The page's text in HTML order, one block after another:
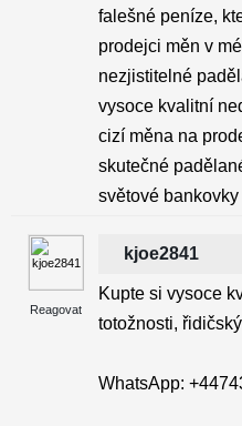
falešné peníze,
prodejci měn v
nezjistitelné
vysoce kvalitní
cizí měna na
skutečné
světové
Reagovat
kjoe2841
Kupte si vysoce
totožnosti,
WhatsApp: